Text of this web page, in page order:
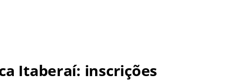
Itaberaí: inscrições